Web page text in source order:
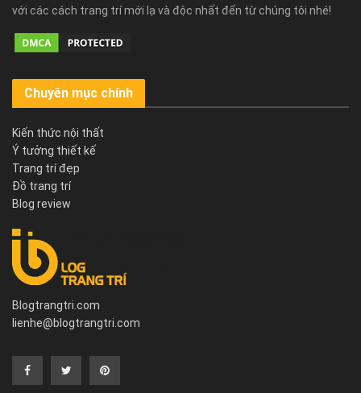
với các cách trang trí mới lạ và độc nhất đến từ chúng tôi nhé!
Chuyên mục chính
Kiến thức nội thất
Ý tưởng thiết kế
Trang trí đẹp
Đồ trang trí
Blog review
Blogtrangtri.com
lienhe@blogtrangtri.com